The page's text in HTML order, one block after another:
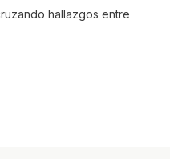
hallazgos entre